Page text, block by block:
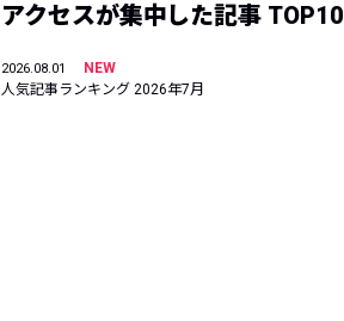
アクセスが集中した記事 TOP10
2026.08.01
NEW
人気記事ランキング 2026年7月